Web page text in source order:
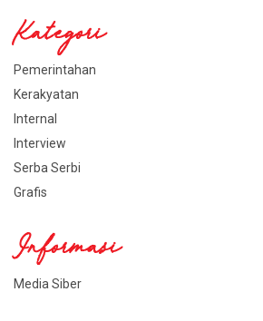
Kategori
Pemerintahan
Kerakyatan
Internal
Interview
Serba Serbi
Grafis
Informasi
Media Siber